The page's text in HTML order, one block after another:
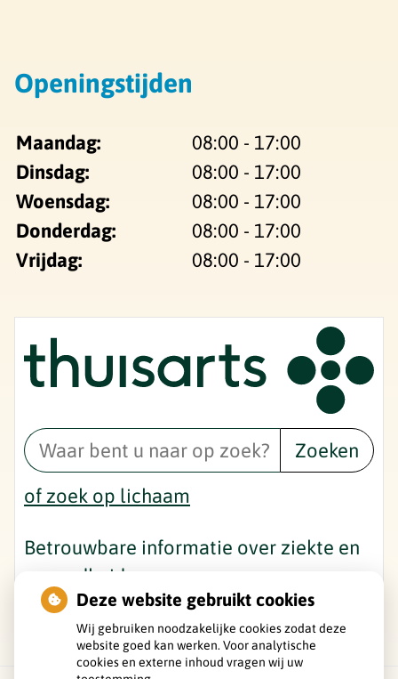
Openingstijden
Maandag:
08:00 - 17:00
Dinsdag:
08:00 - 17:00
Woensdag:
08:00 - 17:00
Donderdag:
08:00 - 17:00
Vrijdag:
08:00 - 17:00
Zoeken
of zoek op lichaam
Betrouwbare informatie over ziekte en
gezondheid
Deze website gebruikt cookies
Wij gebruiken noodzakelijke cookies zodat deze
website goed kan werken. Voor analytische
cookies en externe inhoud vragen wij uw